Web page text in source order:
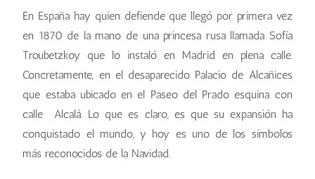
En España hay quien defiende que llegó por primera vez
en 1870 de la mano de una princesa rusa llamada Sofía
Troubetzkoy que lo instaló en Madrid en plena calle.
Concretamente, en el desaparecido Palacio de Alcañices
que estaba ubicado en el Paseo del Prado esquina con
calle Alcalá. Lo que es claro, es que su expansión ha
conquistado el mundo, y hoy es uno de los símbolos
más reconocidos de la Navidad.